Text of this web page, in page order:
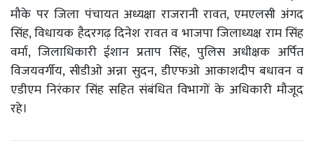
मौके पर जिला पंचायत अध्यक्षा राजरानी रावत, एमएलसी अंगद
सिंह, विधायक हैदरगढ़ दिनेश रावत व भाजपा जिलाध्यक्ष राम सिंह
वर्मा, जिलाधिकारी ईशान प्रताप सिंह, पुलिस अधीक्षक अर्पित
विजयवर्गीय, सीडीओ अन्ना सुदन, डीएफओ आकाशदीप बधावन व
एडीएम निरंकार सिंह सहित संबंधित विभागों के अधिकारी मौजूद
रहे।